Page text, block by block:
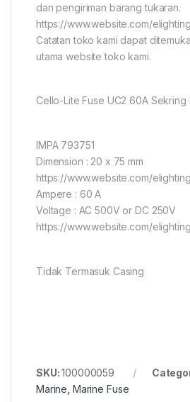
dan pengiriman barang tukaran.
https://www.website.com/elighting
Catatan toko kami dapat
utama website toko kami.
Cello-Lite Fuse UC2 60A Sekring
IMPA 793751
Dimension : 20 x 75 mm
https://www.website.com/elighting
Ampere : 60 A
Voltage : AC 500V or DC 250V
https://www.website.com/elighting
Tidak Termasuk Casing
SKU:100000059
Marine, Marine Fuse